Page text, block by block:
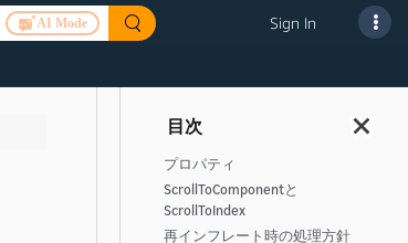
AI Mode Sign In
プロパティ
ScrollToComponentと
ScrollToIndex
再インフレート時の処理方針